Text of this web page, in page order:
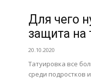
Для чего
защита на
20.10.2020
Татуировка все
среди подростков